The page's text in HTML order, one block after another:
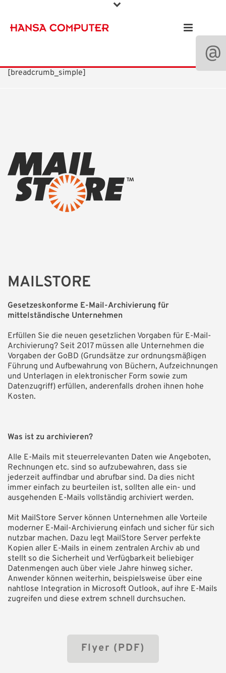
[breadcrumb_simple]
MAILSTORE
Gesetzeskonforme E-Mail-Archivierung für
mittelständische Unternehmen
Erfüllen Sie die neuen gesetzlichen Vorgaben für E-Mail-
Archivierung? Seit 2017 müssen alle Unternehmen die
Vorgaben der GoBD (Grundsätze zur ordnungsmäßigen
Führung und Aufbewahrung von Büchern, Aufzeichnungen
und Unterlagen in elektronischer Form sowie zum
Datenzugriff) erfüllen, anderenfalls drohen ihnen hohe
Kosten.
Was ist zu archivieren?
Alle E-Mails mit steuerrelevanten Daten wie Angeboten,
Rechnungen etc. sind so aufzubewahren, dass sie
jederzeit auffindbar und abrufbar sind. Da dies nicht
immer einfach zu beurteilen ist, sollten alle ein- und
ausgehenden E-Mails vollständig archiviert werden.
Mit MailStore Server können Unternehmen alle Vorteile
moderner E-Mail-Archivierung einfach und sicher für sich
nutzbar machen. Dazu legt MailStore Server perfekte
Kopien aller E-Mails in einem zentralen Archiv ab und
stellt so die Sicherheit und Verfügbarkeit beliebiger
Datenmengen auch über viele Jahre hinweg sicher.
Anwender können weiterhin, beispielsweise über eine
nahtlose Integration in Microsoft Outlook, auf ihre E-Mails
zugreifen und diese extrem schnell durchsuchen.
Flyer (PDF)